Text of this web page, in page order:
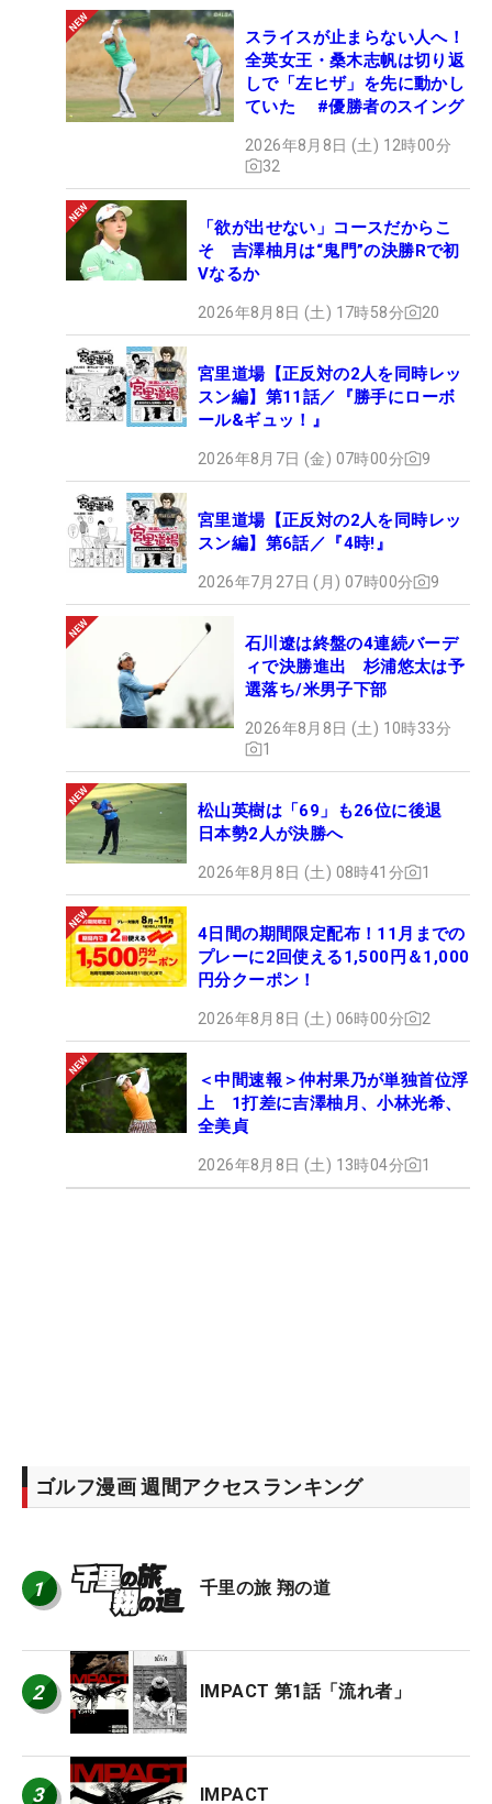
スライスが止まらない人へ！
全英女王・桑木志帆は切り返
しで「左ヒザ」を先に動かし
ていた #優勝者のスイング
2026年8月8日 (土) 12時00分
32
「欲が出せない」コースだからこ
そ 吉澤柚月は“鬼門”の決勝Rで初
Vなるか
2026年8月8日 (土) 17時58分 20
宮里道場【正反対の2人を同時レッ
スン編】第11話／『勝手にローボ
ール&ギュッ！』
2026年8月7日 (金) 07時00分 9
宮里道場【正反対の2人を同時レッ
スン編】第6話／『4時!』
2026年7月27日 (月) 07時00分 9
石川遼は終盤の4連続バーデ
ィで決勝進出 杉浦悠太は予
選落ち/米男子下部
2026年8月8日 (土) 10時33分
1
松山英樹は「69」も26位に後退
日本勢2人が決勝へ
2026年8月8日 (土) 08時41分 1
4日間の期間限定配布！11月までの
プレーに2回使える1,500円＆1,000
円分クーポン！
2026年8月8日 (土) 06時00分 2
＜中間速報＞仲村果乃が単独首位浮
上 1打差に吉澤柚月、小林光希、
全美貞
2026年8月8日 (土) 13時04分 1
ゴルフ漫画 週間アクセスランキング
1 千里の旅 翔の道
2 IMPACT 第1話「流れ者」
3 IMPACT